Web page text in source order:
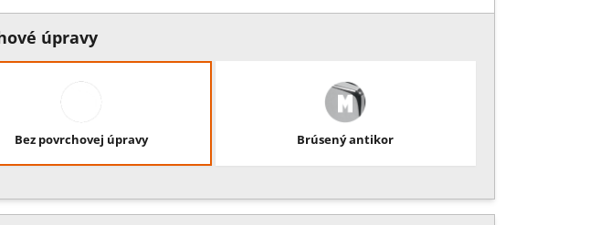
úpravy
Bez povrchovej úpravy Brúsený antikor